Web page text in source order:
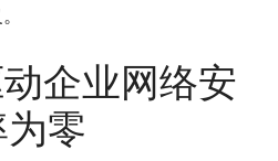
企业网络安
零